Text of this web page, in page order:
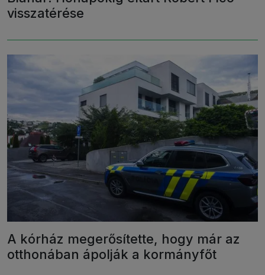
visszatérése
A kórház megerősítette, hogy már az
otthonában ápolják a kormányfőt